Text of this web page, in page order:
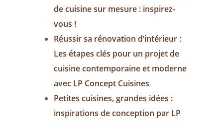
de cuisine sur mesure : inspirez-
vous !
Réussir sa rénovation d’intérieur :
Les étapes clés pour un projet de
cuisine contemporaine et moderne
avec LP Concept Cuisines
Petites cuisines, grandes idées :
inspirations de conception par LP